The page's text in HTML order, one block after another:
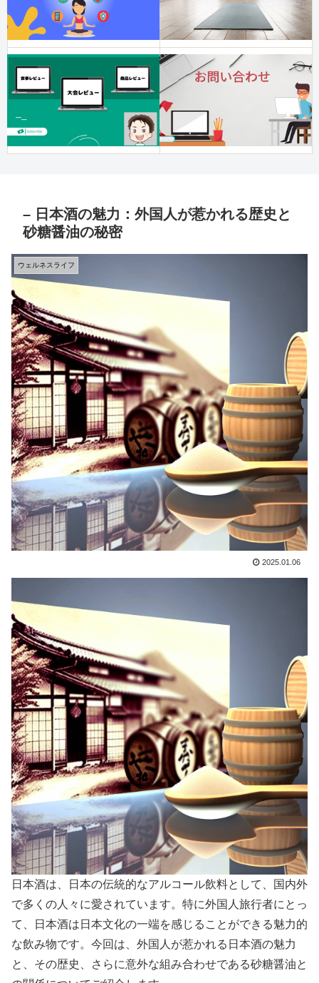
– 日本酒の魅力：外国人が惹かれる歴史と
砂糖醤油の秘密
ウェルネスライフ
2025.01.06
日本酒は、日本の伝統的なアルコール飲料として、国内外
で多くの人々に愛されています。特に外国人旅行者にとっ
て、日本酒は日本文化の一端を感じることができる魅力的
な飲み物です。今回は、外国人が惹かれる日本酒の魅力
と、その歴史、さらに意外な組み合わせである砂糖醤油と